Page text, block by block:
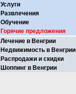
Услуги
Развлечения
Обучение
Горячие предложения
Лечение в Венгрии
Недвижимость в Венгрии
Распродажи и скидки
Шоппинг в Венгрии